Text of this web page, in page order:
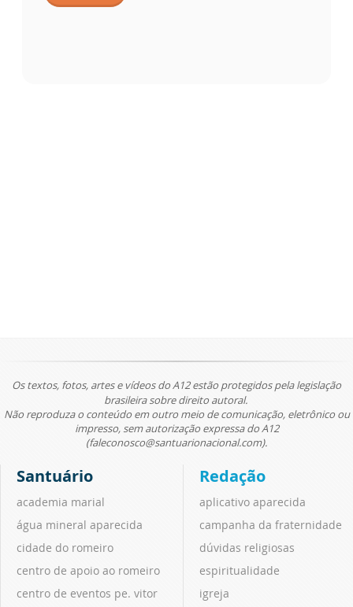
Os textos, fotos, artes e vídeos do A12 estão protegidos pela legislação
brasileira sobre direito autoral.
Não reproduza o conteúdo em outro meio de comunicação, eletrônico ou
impresso, sem autorização expressa do A12
(faleconosco@santuarionacional.com).
Santuário
academia marial
água mineral aparecida
cidade do romeiro
centro de apoio ao romeiro
centro de eventos pe. vitor
Redação
aplicativo aparecida
campanha da fraternidade
dúvidas religiosas
espiritualidade
igreja